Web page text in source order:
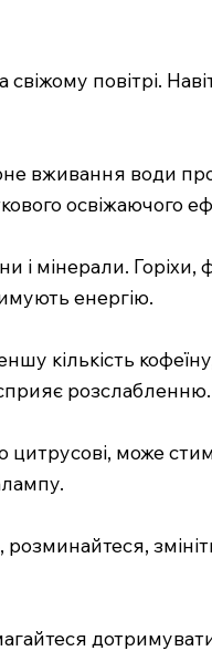
повітрі.
вживання води
освіжаючого
і мінерали. Горіхи,
енергію.
кількість
розслабленню.
цитрусові, може